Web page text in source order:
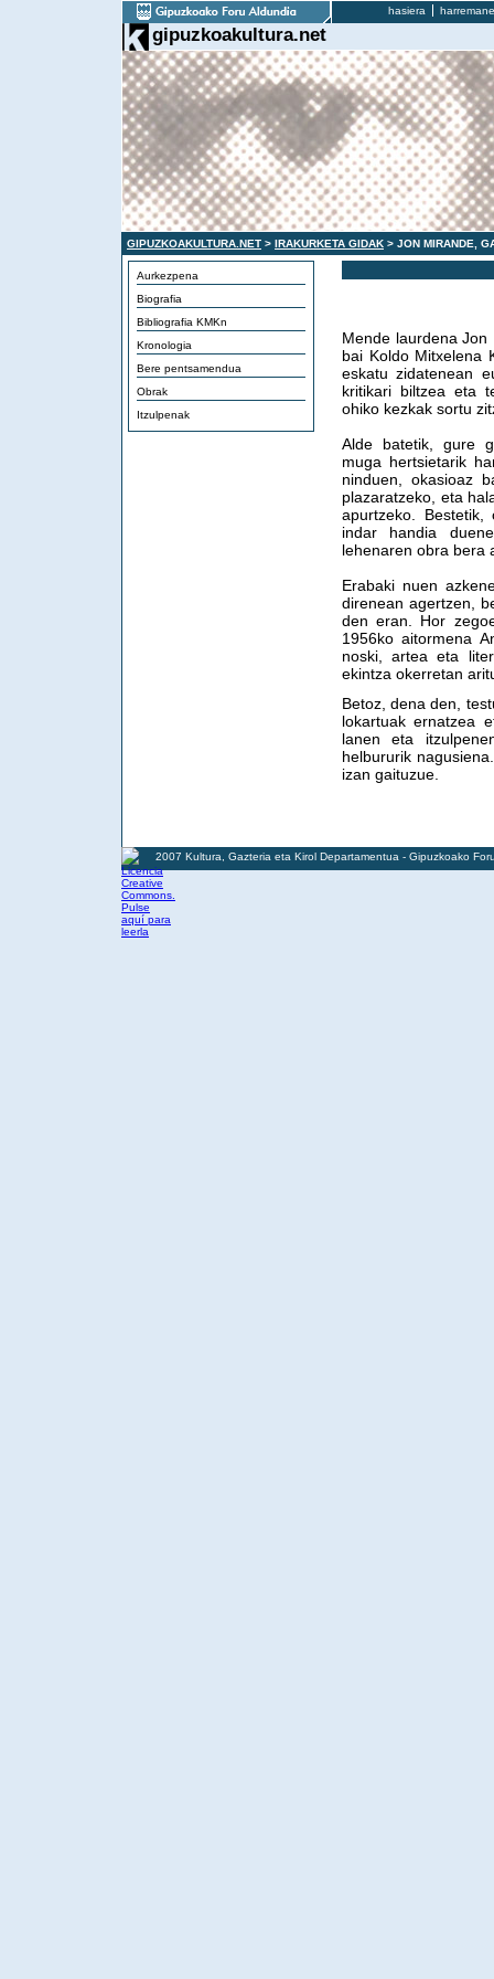
hasiera
gipuzkoakultura.net
GIPUZKOAKULTURA.NET > IRAKURKETA GIDAK > JON MIRANDE,
Aurkezpena
Biografia
Bibliografia KMKn
Kronologia
Bere pentsamendua
Obrak
Itzulpenak
Mende laurdena
bai Koldo Mitxelena
eskatu zidatenean
kritikari biltzea eta
ohiko kezkak sortu
Alde batetik, gure
muga hertsietarik
ninduen, okasioaz
plazaratzeko, eta
apurtzeko. Bestetik,
indar handia
lehenaren obra bera
Erabaki nuen
direnean agertzen,
den eran. Hor
1956ko aitormena
noski, artea eta
ekintza okerretan
Betoz, dena den,
lokartuak ernatzea
lanen eta
helbururik
izan gaituzue.
2007 Kultura, Gazteria eta Kirol Departamentua - Gipuzkoako